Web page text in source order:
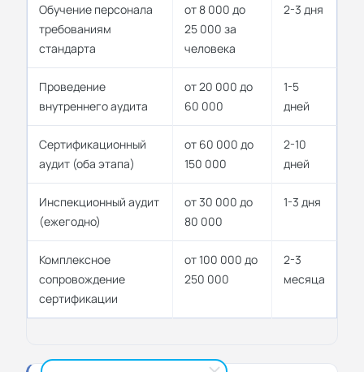
Обучение персонала
требованиям
стандарта
от 8 000 до
25 000 за
человека
2-3 дня
Проведение
внутреннего аудита
от 20 000 до
60 000
1-5
дней
Сертификационный
аудит (оба этапа)
от 60 000 до
150 000
2-10
дней
Инспекционный аудит
(ежегодно)
от 30 000 до
80 000
1-3 дня
Комплексное
сопровождение
сертификации
от 100 000 до
250 000
2-3
месяца